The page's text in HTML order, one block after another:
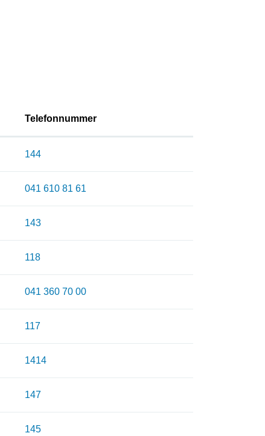
Telefonnummer
144
041 610 81 61
143
118
041 360 70 00
117
1414
147
145